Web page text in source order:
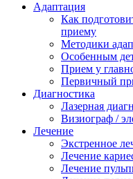
Адаптация
Как
приему
Методики
Особенным
Прием у
Первичный
Диагностика
Лазерная
Визиограф /
Лечение
Экстренное
Лечение
Лечение